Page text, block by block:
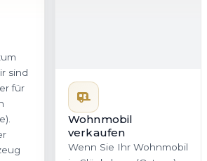
sind
für
verkaufen möchten,
übernehmen wir den
kompletten Ablauf für
Sie. Ob Reisemobil,
Campervan oder